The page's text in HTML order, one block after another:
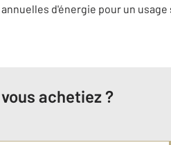
d'énergie pour un
achetiez ?